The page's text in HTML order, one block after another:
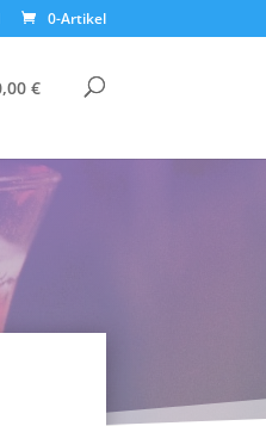
0-Artikel
€